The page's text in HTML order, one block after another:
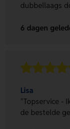
dubbellaags
6 dagen
Lisa
"Topservice -
de bestelde